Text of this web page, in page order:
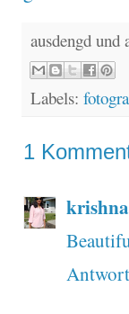
ausdengd
Labels:
1
krishna